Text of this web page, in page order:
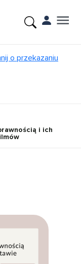
o przekazaniu
i ich